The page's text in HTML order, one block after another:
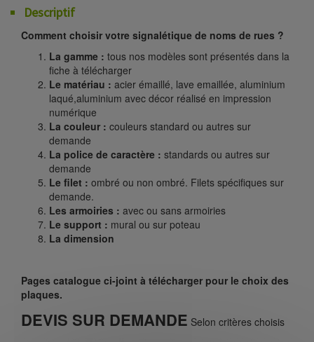
Descriptif
Comment choisir votre signalétique de noms de rues ?
La gamme : tous nos modèles sont présentés dans la
fiche à télécharger
Le matériau : acier émaillé, lave emaillée, aluminium
laqué,aluminium avec décor réalisé en impression
numérique
La couleur : couleurs standard ou autres sur
demande
La police de caractère : standards ou autres sur
demande
Le filet : ombré ou non ombré. Filets spécifiques sur
demande.
Les armoiries : avec ou sans armoiries
Le support : mural ou sur poteau
La dimension
Pages catalogue ci-joint à télécharger pour le choix des
plaques.
DEVIS SUR DEMANDE Selon critères choisis